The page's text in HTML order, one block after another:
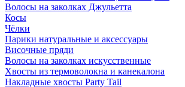
Волосы на заколках Джульетта
Косы
Чёлки
Парики натуральные и аксессуары
Височные пряди
Волосы на заколках искусственные
Хвосты из термоволокна и канекалона
Накладные хвосты Party Tail